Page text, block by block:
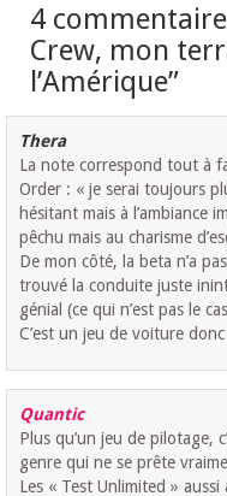
4
Crew, mon
l’Amérique”
Thera
La note correspond tout à
Order : « je serai toujours
hésitant mais à l’ambiance
pêchu mais au charisme
De mon côté, la beta n’a
trouvé la conduite juste
génial (ce qui n’est pas le
C’est un jeu de voiture
Quantic
Plus qu’un jeu de pilotage,
genre qui ne se prête
Les « Test Unlimited »